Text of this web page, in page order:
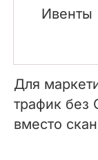
Ивенты
Для
трафик без
вместо